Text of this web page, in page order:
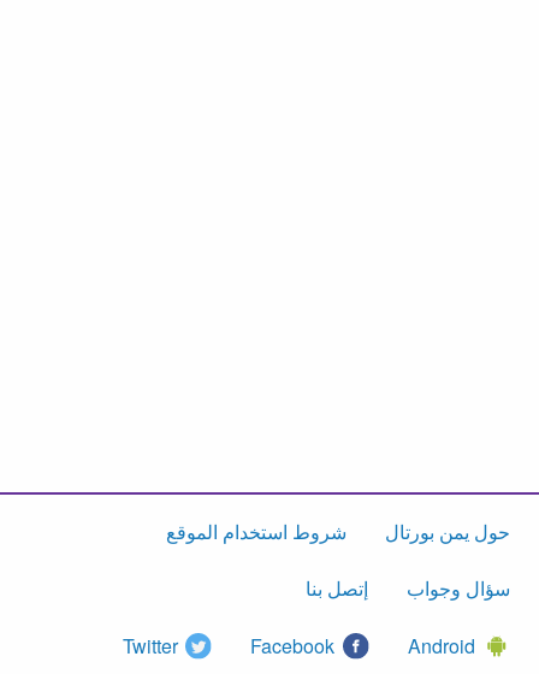
حول يمن بورتال شروط استخدام الموقع
سؤال وجواب إتصل بنا
Android
Facebook
Twitter